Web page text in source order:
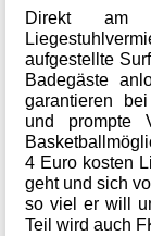
Direkt am
aufgestellte
Badegäste
garantieren
und prompte
4 Euro kosten
geht und sich
so viel er will
Teil wird auch